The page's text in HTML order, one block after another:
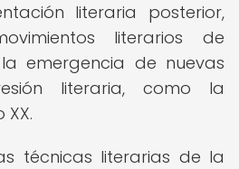
literaria posterior,
literarios de
emergencia de nuevas
literaria, como la
técnicas literarias de la